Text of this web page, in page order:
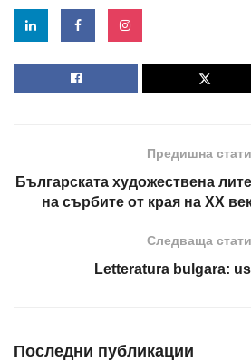
Предишна
Българската художествена
на сърбите от края на ХХ
Следваща
Letteratura bulgara:
Последни публикации